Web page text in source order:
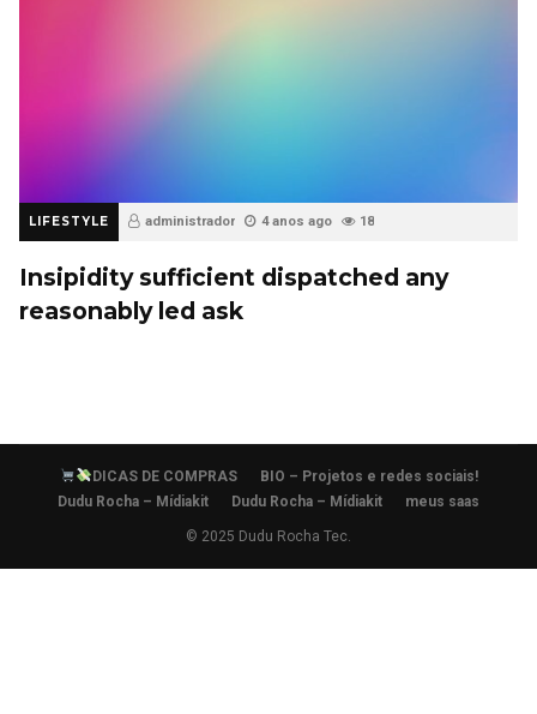
LIFESTYLE administrador 4 anos ago 18
Insipidity sufficient dispatched any
reasonably led ask
DICAS DE COMPRAS
BIO – Projetos e redes sociais!
Dudu Rocha – Mídiakit
Dudu Rocha – Mídiakit meus saas
© 2025 Dudu Rocha Tec.